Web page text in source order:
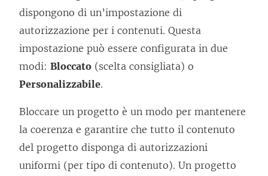
dispongono di un’impostazione di
autorizzazione per i contenuti. Questa
impostazione può essere configurata in due
modi: Bloccato (scelta consigliata) o
Personalizzabile.
Bloccare un progetto è un modo per mantenere
la coerenza e garantire che tutto il contenuto
del progetto disponga di autorizzazioni
uniformi (per tipo di contenuto). Un progetto